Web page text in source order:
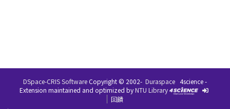
DSpace-CRIS SoftwareCopyright © 2002- Duraspace 4science -
Extension maintained and optimized byNTU Library
回饋